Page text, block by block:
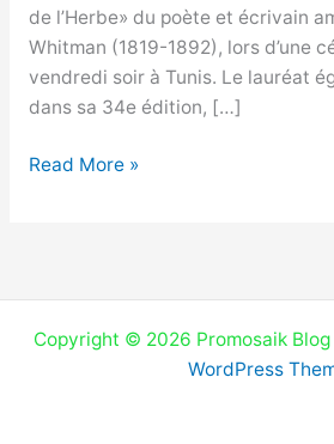
de l’Herbe» du poète et écrivain
Whitman (1819-1892), lors d’une
vendredi soir à Tunis. Le lauréat
dans sa 34e édition, […]
Read More »
Copyright © 2026 Promosaik
WordPress